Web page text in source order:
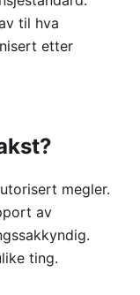
til hva
etter
megler.
av
ting.